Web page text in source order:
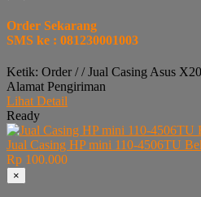
Order Sekarang
SMS ke : 081230001003
Ketik: Order / / Jual Casing Asus
Alamat Pengiriman
Lihat Detail
Ready
Jual Casing HP mini 110-4506TU
Rp 100.000
×